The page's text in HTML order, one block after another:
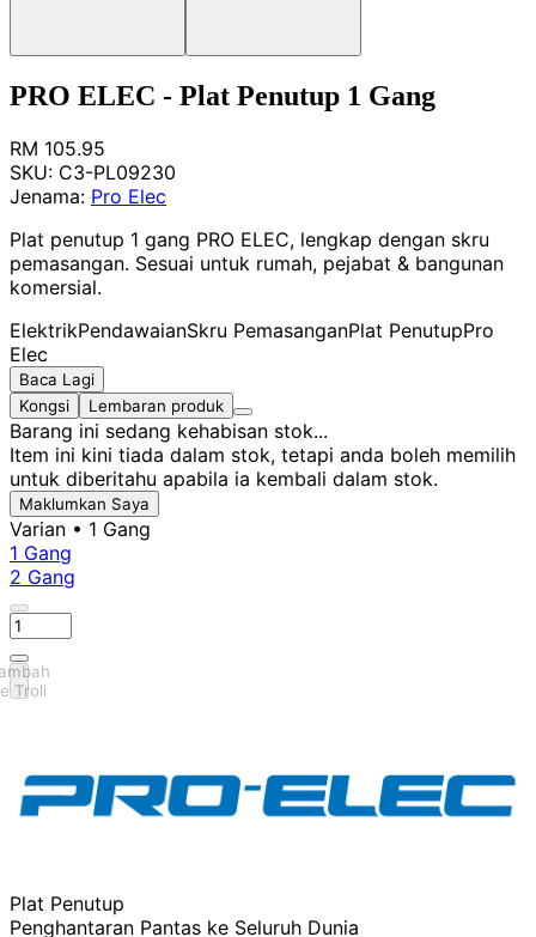
PRO ELEC - Plat Penutup 1 Gang
RM 105.95
SKU: C3-PL09230
Jenama: Pro Elec
Plat penutup 1 gang PRO ELEC, lengkap dengan skru
pemasangan. Sesuai untuk rumah, pejabat & bangunan
komersial.
ElektrikPendawaianSkru PemasanganPlat PenutupPro
Elec
Baca Lagi
Kongsi
Lembaran produk
Barang ini sedang kehabisan stok...
Item ini kini tiada dalam stok, tetapi anda boleh memilih
untuk diberitahu apabila ia kembali dalam stok.
Maklumkan Saya
Varian • 1 Gang
1 Gang
2 Gang
Troli
Plat Penutup
Penghantaran Pantas ke Seluruh Dunia